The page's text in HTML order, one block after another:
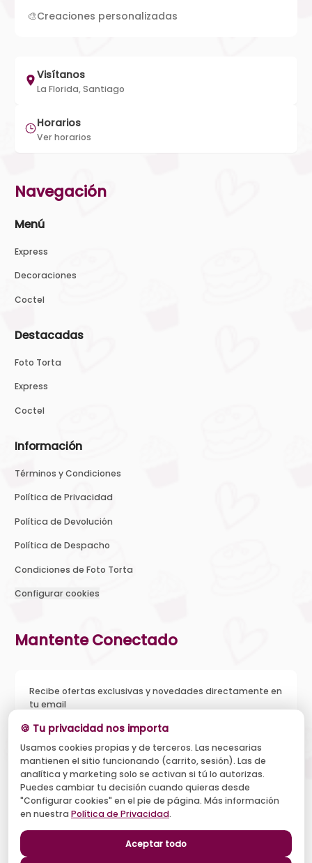
🎨Creaciones personalizadas
Visítanos
La Florida, Santiago
Horarios
Ver horarios
Navegación
Menú
Express
Decoraciones
Coctel
Destacadas
Foto Torta
Express
Coctel
Información
Términos y Condiciones
Política de Privacidad
Política de Devolución
Política de Despacho
Condiciones de Foto Torta
Configurar cookies
Mantente Conectado
Recibe ofertas exclusivas y novedades directamente en
tu email
Acepto recibir novedades y ofertas, y el tratamiento de mi
email según la Política de Privacidad . Puedo darme de baja
cuando quiera.
Suscribirse
🍪 Tu privacidad nos importa
Usamos cookies propias y de terceros. Las necesarias
mantienen el sitio funcionando (carrito, sesión). Las de
analítica y marketing solo se activan si tú lo autorizas.
Puedes cambiar tu decisión cuando quieras desde
"Configurar cookies" en el pie de página. Más información
en nuestra Política de Privacidad.
Aceptar todo